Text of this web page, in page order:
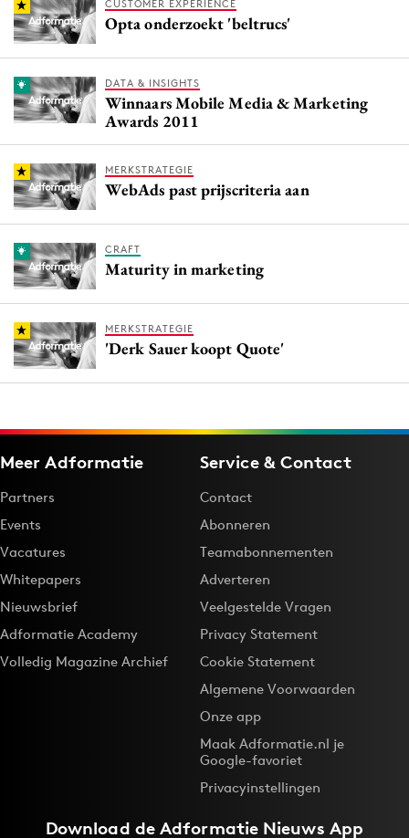
CUSTOMER EXPERIENCE
Opta onderzoekt 'beltrucs'
DATA & INSIGHTS
Winnaars Mobile Media & Marketing
Awards 2011
MERKSTRATEGIE
WebAds past prijscriteria aan
CRAFT
Maturity in marketing
MERKSTRATEGIE
'Derk Sauer koopt Quote'
Meer Adformatie
Partners
Events
Vacatures
Whitepapers
Nieuwsbrief
Adformatie Academy
Volledig Magazine Archief
Service & Contact
Contact
Abonneren
Teamabonnementen
Adverteren
Veelgestelde Vragen
Privacy Statement
Cookie Statement
Algemene Voorwaarden
Onze app
Maak Adformatie.nl je
Google-favoriet
Privacyinstellingen
Download deAdformatie Nieuws App